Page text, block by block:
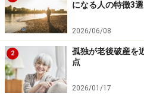
になる人の特徴3選
2026/06/08
2
孤独が老後破産を
点
2026/01/17